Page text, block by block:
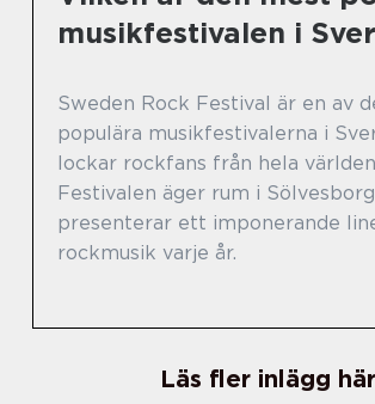
musikfestivalen i
Sweden Rock Festival är en av
populära musikfestivalerna i
lockar rockfans från hela
Festivalen äger rum i
presenterar ett imponerande
rockmusik varje år.
Läs fler inlägg här